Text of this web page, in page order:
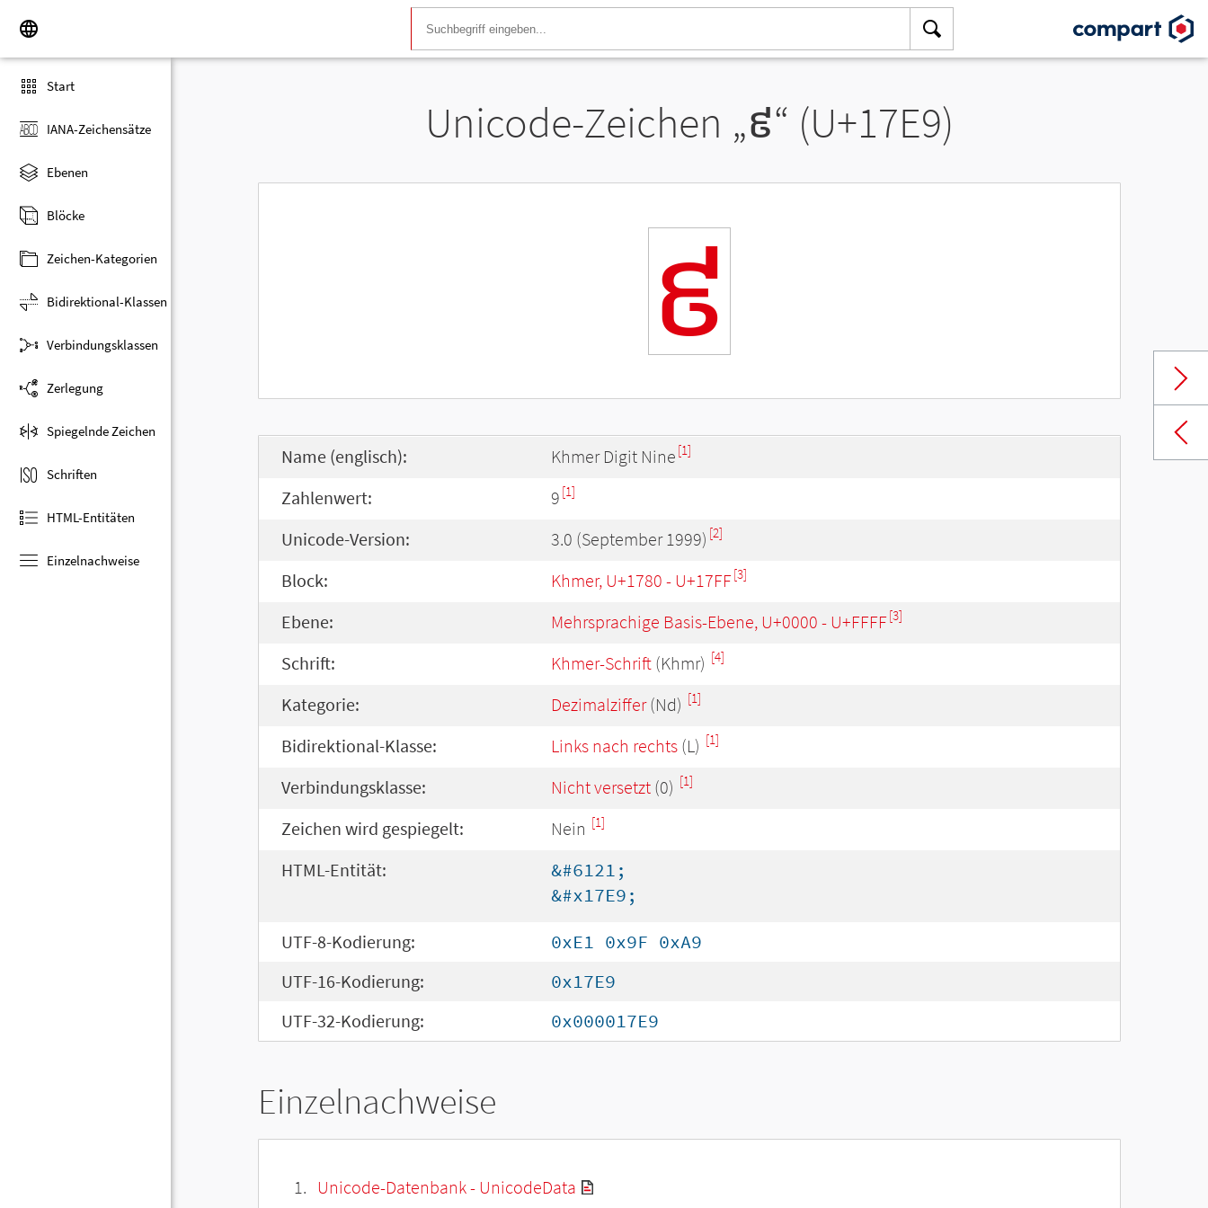
Start
IANA-Zeichensätze
Ebenen
Blöcke
Zeichen-Kategorien
Bidirektional-Klassen
Verbindungsklassen
Zerlegung
Spiegelnde Zeichen
Schriften
HTML-Entitäten
Einzelnachweise
Unicode-Zeichen „៩“ (U+17E9)
៩
Name (englisch): Khmer Digit Nine [1]
Zahlenwert: 9 [1]
Unicode-Version: 3.0 (September 1999) [2]
Block: Khmer, U+1780 - U+17FF[3]
Ebene: Mehrsprachige Basis-Ebene, U+0000 - U+FFFF[3]
Schrift: Khmer-Schrift (Khmr) [4]
Kategorie: Dezimalziffer(Nd) [1]
Bidirektional-Klasse: Links nach rechts (L) [1]
Verbindungsklasse: Nicht versetzt (0) [1]
Zeichen wird gespiegelt: Nein [1]
HTML-Entität:
&#6121;
&#x17E9;
UTF-8-Kodierung:
0xE1 0x9F 0xA9
UTF-16-Kodierung:
0x17E9
UTF-32-Kodierung:
0x000017E9
Einzelnachweise
Unicode-Datenbank - UnicodeData